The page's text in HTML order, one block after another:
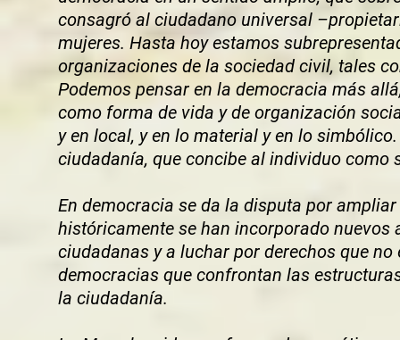
consagró al ciudadano universal
mujeres. Hasta hoy estamos
organizaciones de la sociedad civil, tales
Podemos pensar en la democracia más
como forma de vida y de organización
y en local, y en lo material y en lo
ciudadanía, que concibe al individuo como
En democracia se da la disputa por
históricamente se han incorporado
ciudadanas y a luchar por derechos que
democracias que confrontan las
la ciudadanía.